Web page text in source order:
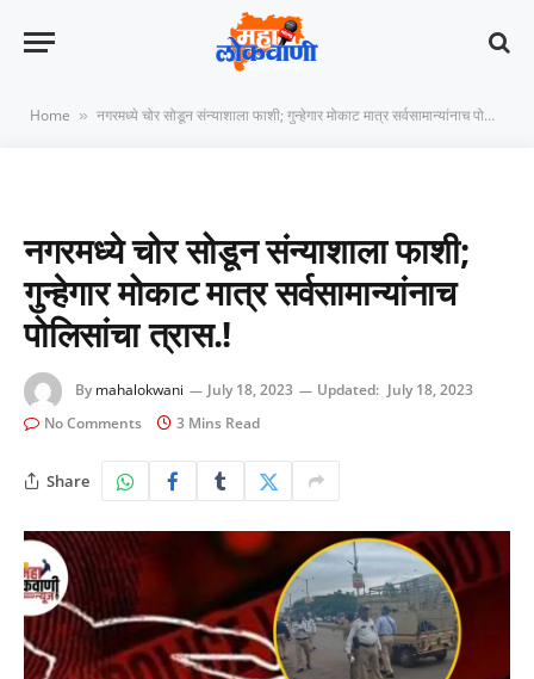
Home » नगरमध्ये चोर सोडून संन्याशाला फाशी; गुन्हेगार मोकाट मात्र सर्वसामान्यांनाच पोलिसांचा त्रास.!
नगरमध्ये चोर सोडून संन्याशाला फाशी;
गुन्हेगार मोकाट मात्र सर्वसामान्यांनाच
पोलिसांचा त्रास.!
By mahalokwani July 18, 2023 Updated: July 18, 2023
No Comments
3 Mins Read
Share